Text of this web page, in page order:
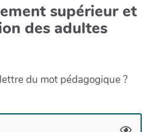
supérieur et
des adultes
du mot pédagogique ?